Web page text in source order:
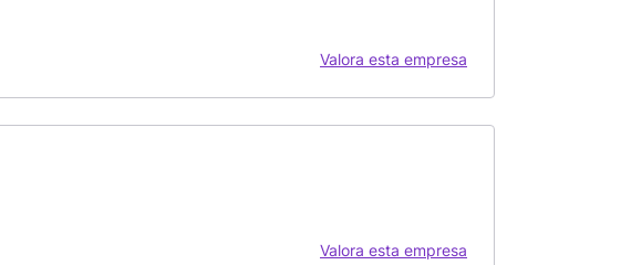
Valora esta empresa
Valora esta empresa